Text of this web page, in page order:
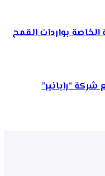
الخاصة بواردات القمح
“رايانير”